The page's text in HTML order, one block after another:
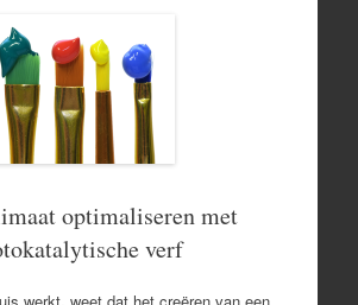
optimaliseren met
verf
werkt, weet dat het creëren van een